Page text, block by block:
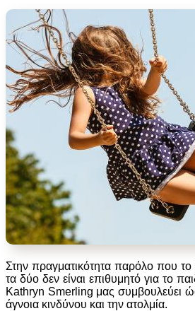
Στην πραγματικότητα παρόλο που το
τα δύο δεν είναι επιθυμητό για το
Kathryn Smerling μας συμβουλεύει
άγνοια κινδύνου και την ατολμία.